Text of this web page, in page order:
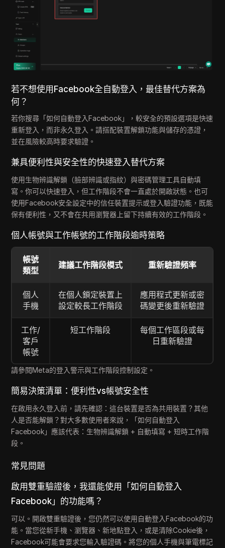
若不想使用Facebook全自動登入，最佳替代方案為
何？
若你搜尋「如何自動登入Facebook」，較安全的預設選項是快速
重新登入，而非永久登入。請搭配裝置解鎖功能與儲存的憑證，
並在風險較高時要求驗證。
兼具便利性與安全性的快速登入替代方案
使用生物辨識解鎖（臉部辨識或指紋）與密碼管理工具自動填
寫。你可以快速登入，但工作階段不會一直處於開啟狀態。也可
使用Facebook安全設定中的信任裝置提示或登入驗證功能，既能
保有便利性，又不會在共用瀏覽器上留下持續有效的工作階段。
個人帳號與工作帳號的工作階段逾時策略
帳號
類型
建議工作階段模式 重新驗證頻率
個人
手機
在個人鎖定裝置上
設定較長工作階段
應用程式更新或密
碼變更後重新驗證
工作/
客戶
帳號
短工作階段
每個工作區段或每
日重新驗證
請參閱Meta的登入警示與工作階段控制設定。
簡易決策清單：便利性vs帳號安全性
在啟用永久登入前，請先確認：這台裝置是否為共用裝置？其他
人是否能解鎖？對大多數使用者來說，「如何自動登入
Facebook」應該代表：生物辨識解鎖 + 自動填寫 + 短時工作階
段。
常見問題
啟用雙重驗證後，我還能使用「如何自動登入
Facebook」的功能嗎？
可以。開啟雙重驗證後，您仍然可以使用自動登入Facebook的功
能。當您從新手機、瀏覽器、新地點登入，或是清除Cookie後，
Facebook可能會要求您輸入驗證碼。將您的個人手機與筆電標記